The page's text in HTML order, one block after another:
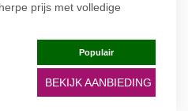
prijs met volledige
Populair
BEKIJK AANBIEDING